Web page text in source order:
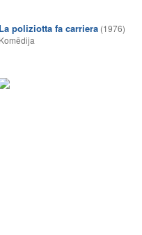
La poliziotta fa carriera (1976)
Komēdija